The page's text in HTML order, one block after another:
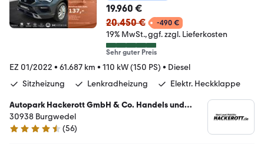
19.960 €
20.450 €
-490 €
19% MwSt. ggf. zzgl. Lieferkosten
Sehr guter Preis
EZ 01/2022 • 61.687 km • 110 kW (150 PS) • Diesel
Sitzheizung
Lenkradheizung Elektr. Heckklappe
Autopark Hackerott GmbH & Co. Handels und
Service KG
30938 Burgwedel
4.4 Sterne
(56)